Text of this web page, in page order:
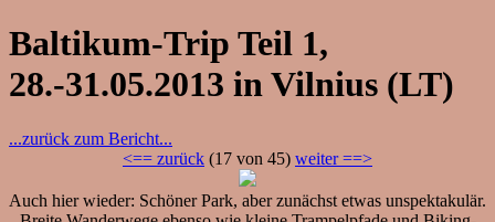
Baltikum-Trip Teil 1,
28.-31.05.2013 in Vilnius (LT)
...zurück zum Bericht...
<== zurück (17 von 45) weiter ==>
Auch hier wieder: Schöner Park, aber zunächst etwas unspektakulär.